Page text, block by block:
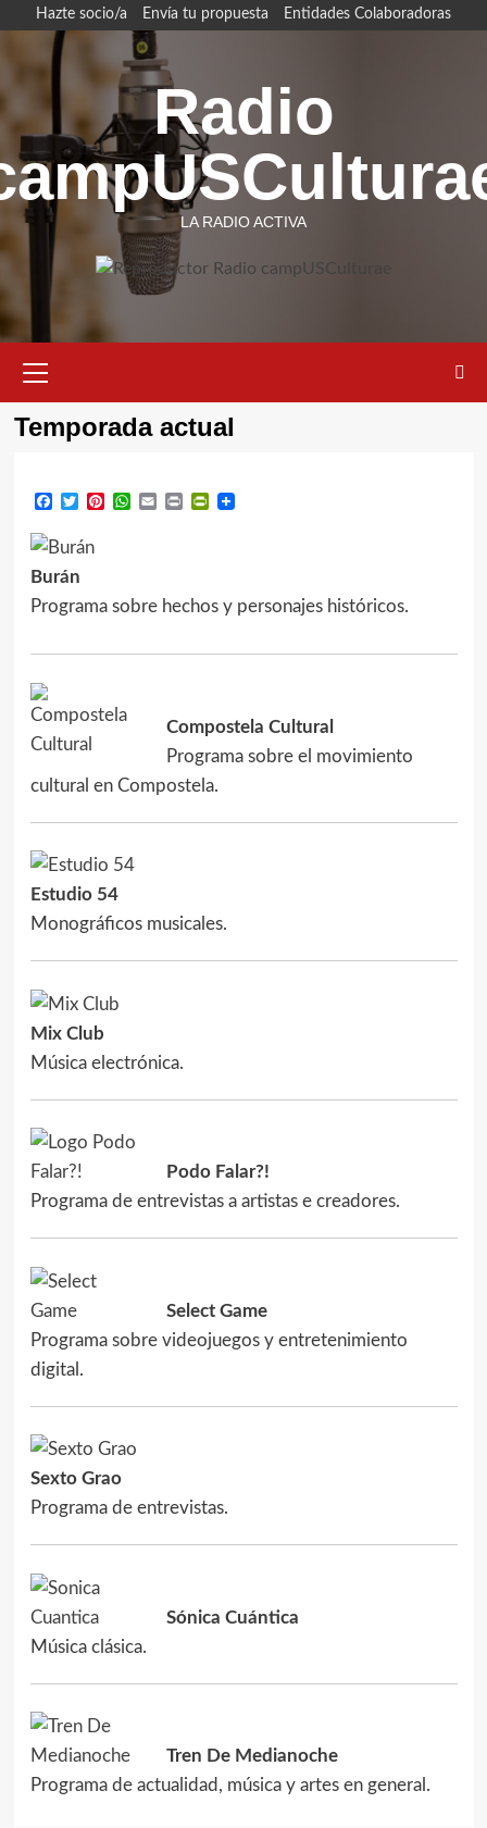
Saltar
contenido
Hazte socio/a Envía tu propuesta Entidades Colaboradoras
Radio
LA RADIO ACTIVA
primario
Temporada actual
Facebook
TwitterPinterest
WhatsApp
EmailPrintPrintFriendly
Burán
Programa sobre hechos y personajes históricos.
Compostela Cultural
Programa sobre el movimiento
cultural en Compostela.
Estudio 54
Monográficos musicales.
Mix Club
Música electrónica.
Podo Falar?!
Programa de entrevistas a artistas e creadores.
Select Game
Programa sobre videojuegos y entretenimiento
digital.
Sexto Grao
Programa de entrevistas.
Sónica Cuántica
Música clásica.
Tren De Medianoche
Programa de actualidad, música y artes en general.